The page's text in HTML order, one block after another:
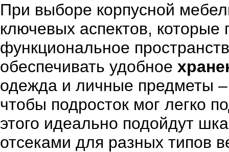
При выборе корпусной
ключевых аспектов, которые
функциональное
обеспечивать удобное
одежда и личные предметы –
чтобы подросток мог легко
этого идеально подойдут
отсеками для разных типов